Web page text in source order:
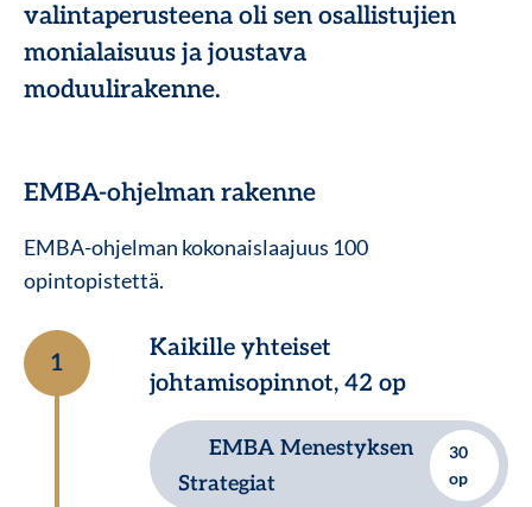
valintaperusteena oli sen osallistujien
monialaisuus ja joustava
moduulirakenne.
EMBA-ohjelman rakenne
EMBA-ohjelman kokonaislaajuus 100
opintopistettä.
1
Kaikille yhteiset
johtamisopinnot, 42 op
EMBA Menestyksen
Strategiat
30
op